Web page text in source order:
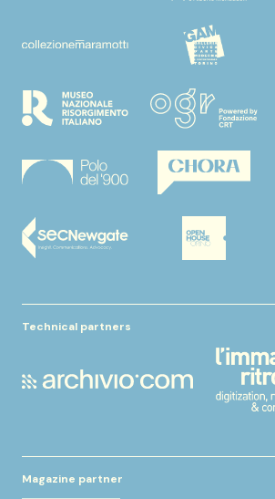
Technical partners
Magazine partner